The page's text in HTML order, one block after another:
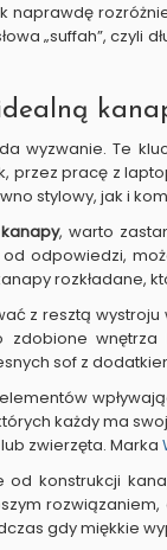
naprawdę
„suffah”, czyli
wyzwanie. Te
przez pracę z
stylowy, jak i
kanapy, warto
odpowiedzi,
rozkładane,
z resztą wystroju
zdobione
sof z
każdy ma
zwierzęta. Marka
konstrukcji
gdy miękkie